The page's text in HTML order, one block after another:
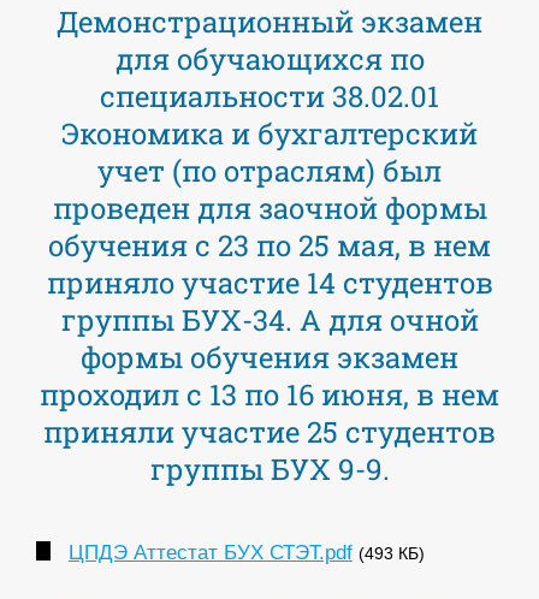
Демонстрационный экзамен
для обучающихся по
специальности 38.02.01
Экономика и бухгалтерский
учет (по отраслям) был
проведен для заочной формы
обучения с 23 по 25 мая, в нем
приняло участие 14 студентов
группы БУХ-34. А для очной
формы обучения экзамен
проходил с 13 по 16 июня, в нем
приняли участие 25 студентов
группы БУХ 9-9.
ЦПДЭ Аттестат БУХ СТЭТ.pdf (493 КБ)